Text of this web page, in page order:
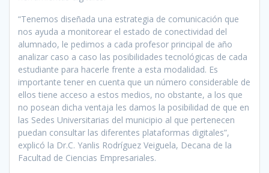
“Tenemos diseñada una estrategia de comunicación que
nos ayuda a monitorear el estado de conectividad del
alumnado, le pedimos a cada profesor principal de año
analizar caso a caso las posibilidades tecnológicas de cada
estudiante para hacerle frente a esta modalidad. Es
importante tener en cuenta que un número considerable de
ellos tiene acceso a estos medios, no obstante, a los que
no posean dicha ventaja les damos la posibilidad de que en
las Sedes Universitarias del municipio al que pertenecen
puedan consultar las diferentes plataformas digitales”,
explicó la Dr.C. Yanlis Rodríguez Veiguela, Decana de la
Facultad de Ciencias Empresariales.